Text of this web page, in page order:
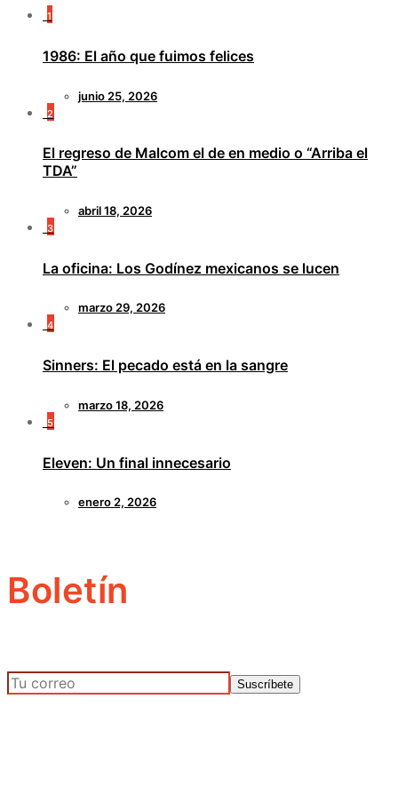
1
1986: El año que fuimos felices
junio 25, 2026
2
El regreso de Malcom el de en medio o “Arriba el
TDA”
abril 18, 2026
3
La oficina: Los Godínez mexicanos se lucen
marzo 29, 2026
4
Sinners: El pecado está en la sangre
marzo 18, 2026
5
Eleven: Un final innecesario
enero 2, 2026
Boletín